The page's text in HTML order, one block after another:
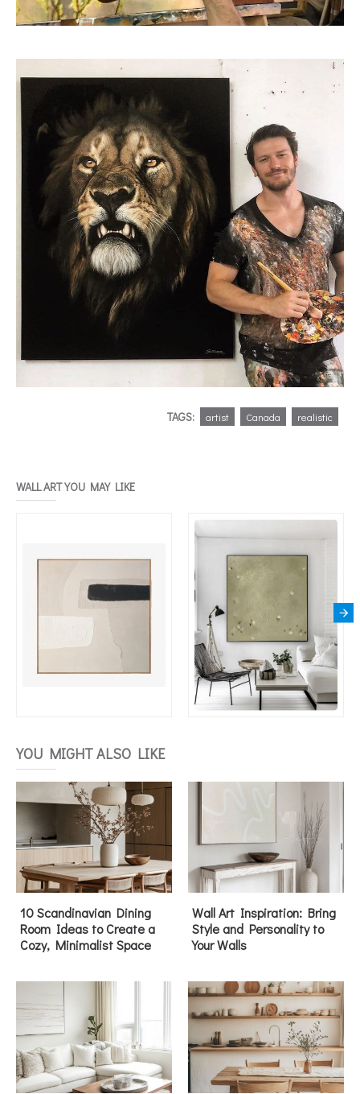
TAGS: artist Canada realistic
WALL ART YOU MAY LIKE
YOU MIGHT ALSO LIKE
10 Scandinavian Dining
Room Ideas to Create a
Cozy, Minimalist Space
Wall Art Inspiration: Bring
Style and Personality to
Your Walls